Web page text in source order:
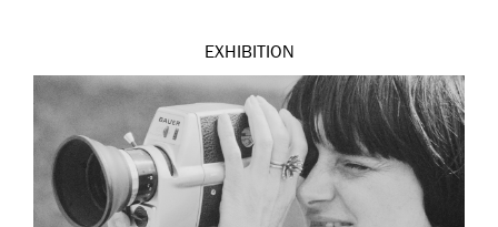
EXHIBITION